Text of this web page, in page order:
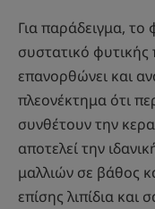
Για παράδειγμα,
συστατικό
επανορθώνει και
πλεονέκτημα ότι
συνθέτουν την
αποτελεί την
μαλλιών σε βάθος
επίσης λιπίδια και